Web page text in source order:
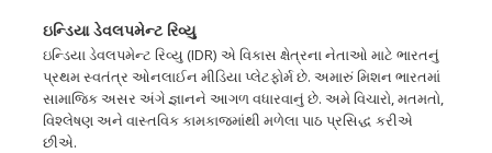
ઇન્ડિયા ડેવલપમેન્ટ રિવ્યુ
ઇન્ડિયા ડેવલપમેન્ટ રિવ્યુ (IDR) એ વિકાસ ક્ષેત્રના નેતાઓ માટે ભારતનું
પ્રથમ સ્વતંત્ર ઓનલાઈન મીડિયા પ્લેટફોર્મ છે. અમારું મિશન ભારતમાં
સામાજિક અસર અંગે જ્ઞાનને આગળ વધારવાનું છે. અમે વિચારો, મતમતો,
વિશ્લેષણ અને વાસ્તવિક કામકાજમાંથી મળેલા પાઠ પ્રસિદ્ધ કરીએ
છીએ.